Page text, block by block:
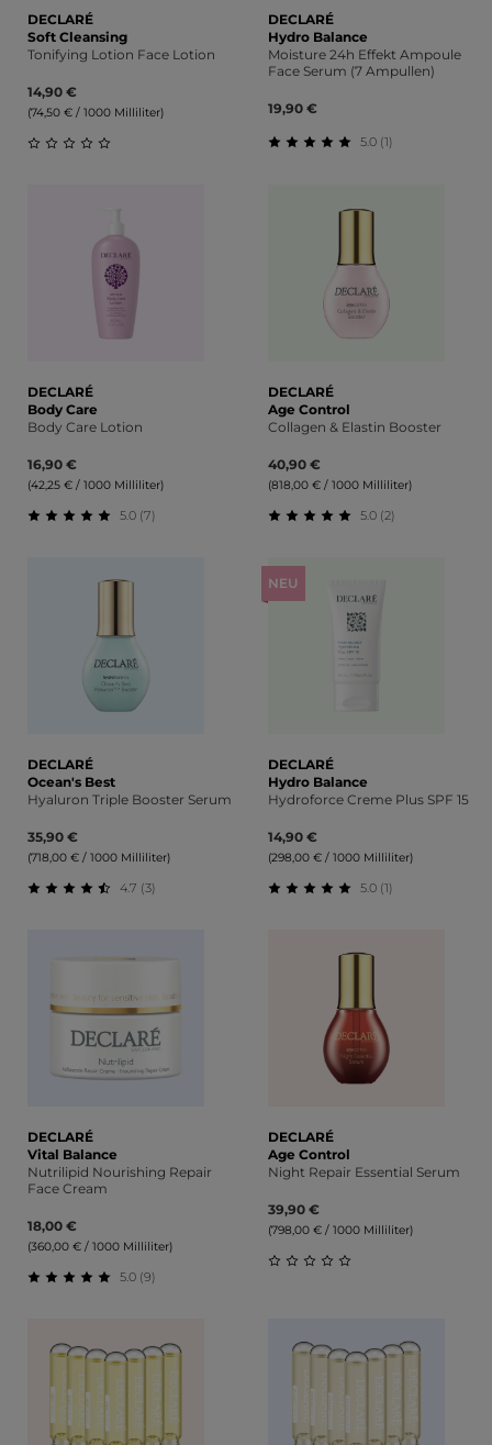
DECLARÉ
Soft Cleansing
Tonifying Lotion Face Lotion
14,90 €
(74,50 € / 1000 Milliliter)
DECLARÉ
Hydro Balance
Moisture 24h Effekt Ampoule
Face Serum (7 Ampullen)
19,90 €
5.0 (1)
DECLARÉ
Body Care
Body Care Lotion
16,90 €
(42,25 € / 1000 Milliliter)
5.0 (7)
DECLARÉ
Age Control
Collagen & Elastin Booster
40,90 €
(818,00 € / 1000 Milliliter)
5.0 (2)
DECLARÉ
Ocean's Best
Hyaluron Triple Booster Serum
35,90 €
(718,00 € / 1000 Milliliter)
4.7 (3)
NEU
DECLARÉ
Hydro Balance
Hydroforce Creme Plus SPF 15
14,90 €
(298,00 € / 1000 Milliliter)
5.0 (1)
DECLARÉ
Vital Balance
Nutrilipid Nourishing Repair
Face Cream
18,00 €
(360,00 € / 1000 Milliliter)
5.0 (9)
DECLARÉ
Age Control
Night Repair Essential Serum
39,90 €
(798,00 € / 1000 Milliliter)